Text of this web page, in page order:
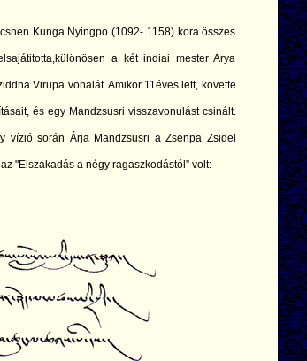
Kunga Nyingpo (1092- 1158) kora összes
a két indiai mester Arya
Virupa vonalát. Amikor 11éves lett, követte
és egy Mandzsusri visszavonulást csinált.
vízió során Árja Mandzsusri a Zsenpa Zsidel
"Elszakadás a négy ragaszkodástól” volt: